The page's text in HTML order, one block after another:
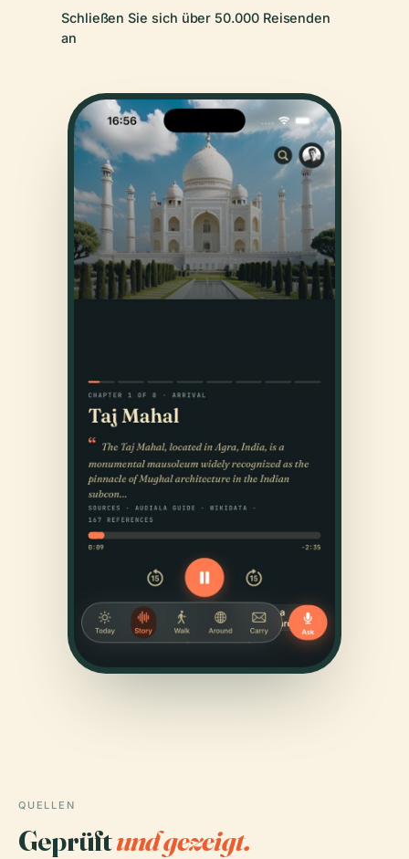
Schließen Sie sich über 50.000 Reisenden
an
QUELLEN
Geprüftund gezeigt.